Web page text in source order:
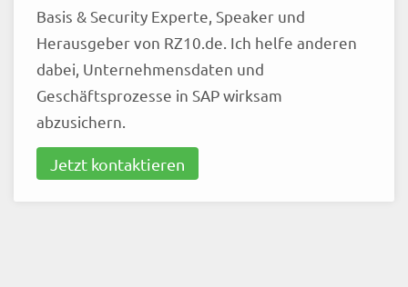
Basis & Security Experte, Speaker und
Herausgeber von RZ10.de. Ich helfe anderen
dabei, Unternehmensdaten und
Geschäftsprozesse in SAP wirksam
abzusichern.
Jetzt kontaktieren